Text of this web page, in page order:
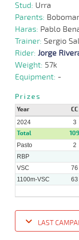
Stud: Urra
Parents:
Haras: Pablo
Trainer: Sergio
Rider: Jorge
Weight: 57k
Equipment: -
Prizes
Year CC
2024 3
Total 109
Pasto 2
RBP
VSC
76
1100m-VSC
63
LAST